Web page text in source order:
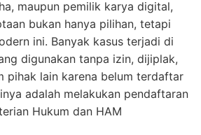
maupun pemilik karya digital,
bukan hanya pilihan, tetapi
ini. Banyak kasus terjadi di
digunakan tanpa izin, dijiplak,
pihak lain karena belum terdaftar
adalah melakukan pendaftaran
Hukum dan HAM